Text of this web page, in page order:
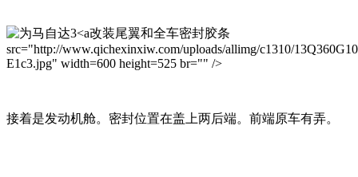
改装尾翼和全车密封胶条
src="http://www.qichexinxiw.com/uploads/allimg/c1310/
E1c3.jpg" width=600 height=525 br="" />
接着是发动机舱。密封位置在盖上两后端。前端原车有弄。